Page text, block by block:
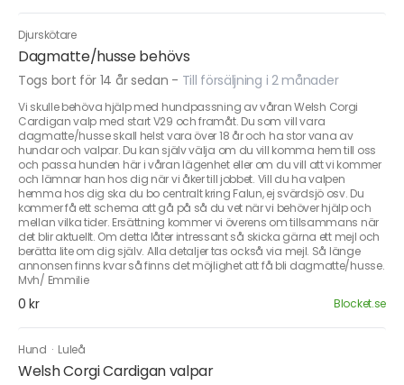
Djurskötare
Dagmatte/husse behövs
Togs bort för 14 år sedan - Till försäljning i 2 månader
Vi skulle behöva hjälp med hundpassning av våran Welsh Corgi
Cardigan valp med start V29 och framåt. Du som vill vara
dagmatte/husse skall helst vara över 18 år och ha stor vana av
hundar och valpar. Du kan själv välja om du vill komma hem till oss
och passa hunden här i våran lägenhet eller om du vill att vi kommer
och lämnar han hos dig när vi åker till jobbet. Vill du ha valpen
hemma hos dig ska du bo centralt kring Falun, ej svärdsjö osv. Du
kommer få ett schema att gå på så du vet när vi behöver hjälp och
mellan vilka tider. Ersättning kommer vi överens om tillsammans när
det blir aktuellt. Om detta låter intressant så skicka gärna ett mejl och
berätta lite om dig själv. Alla detaljer tas också via mejl. Så länge
annonsen finns kvar så finns det möjlighet att få bli dagmatte/husse.
Mvh/ Emmilie
0 kr Blocket.se
Hund · Luleå
Welsh Corgi Cardigan valpar